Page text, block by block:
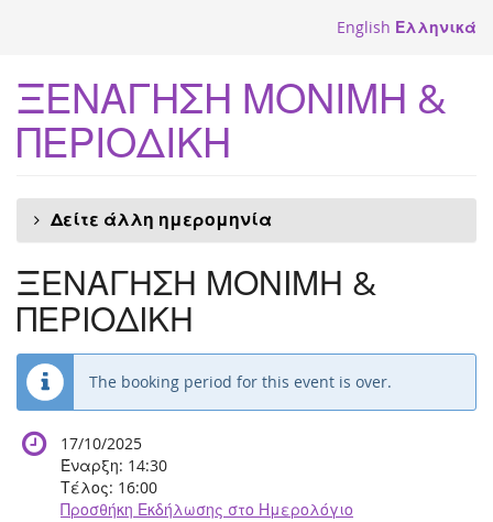
English Ελληνικά
ΞΕΝΑΓΗΣΗ ΜΟΝΙΜΗ &
ΠΕΡΙΟΔΙΚΗ
Δείτε άλλη ημερομηνία
ΞΕΝΑΓΗΣΗ ΜΟΝΙΜΗ &
ΠΕΡΙΟΔΙΚΗ
The booking period for this event is over.
17/10/2025
Έναρξη: 14:30
Τέλος: 16:00
Προσθήκη Εκδήλωσης στο Ημερολόγιο